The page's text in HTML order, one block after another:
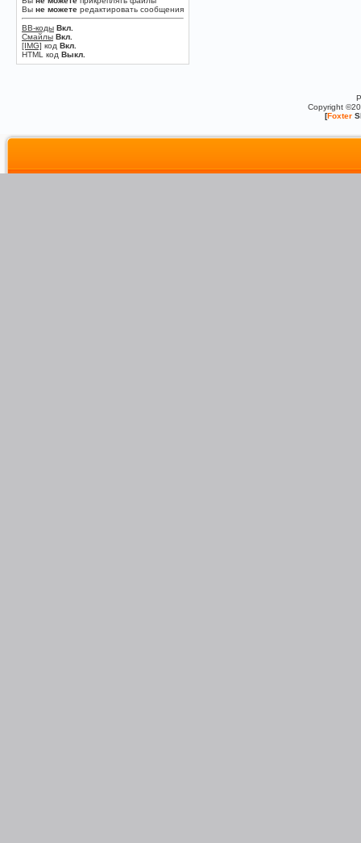
Вы не можете редактировать сообщения
BB-коды Вкл.
Смайлы Вкл.
[IMG] код Вкл.
HTML код Выкл.
Copyright
[Foxter